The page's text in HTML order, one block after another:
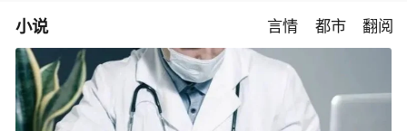
小说 言情 都市 翻阅